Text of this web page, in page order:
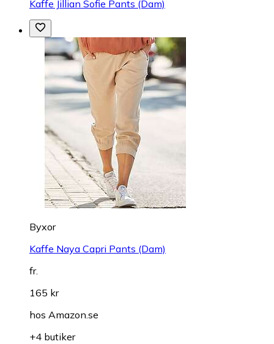
Kaffe Jillian Sofie Pants (Dam)
Byxor
Kaffe Naya Capri Pants (Dam)
fr.
165 kr
hos Amazon.se
+4 butiker